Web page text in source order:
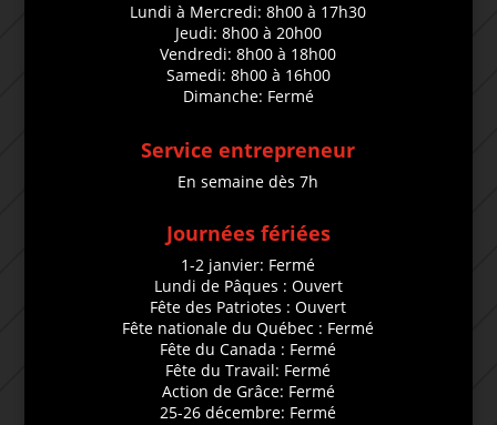
Lundi à Mercredi: 8h00 à 17h30
Jeudi: 8h00 à 20h00
Vendredi: 8h00 à 18h00
Samedi: 8h00 à 16h00
Dimanche: Fermé
Service entrepreneur
En semaine dès 7h
Journées fériées
1-2 janvier: Fermé
Lundi de Pâques : Ouvert
Fête des Patriotes : Ouvert
Fête nationale du Québec : Fermé
Fête du Canada : Fermé
Fête du Travail: Fermé
Action de Grâce: Fermé
25-26 décembre: Fermé